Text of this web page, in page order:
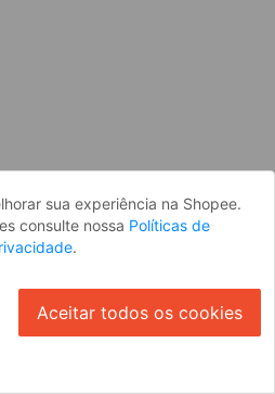
sua experiência na Shopee.
consulte nossa Políticas de
.
Aceitar todos os cookies